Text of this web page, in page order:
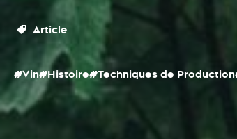
Article
#Vin#Histoire#Techniques de Production